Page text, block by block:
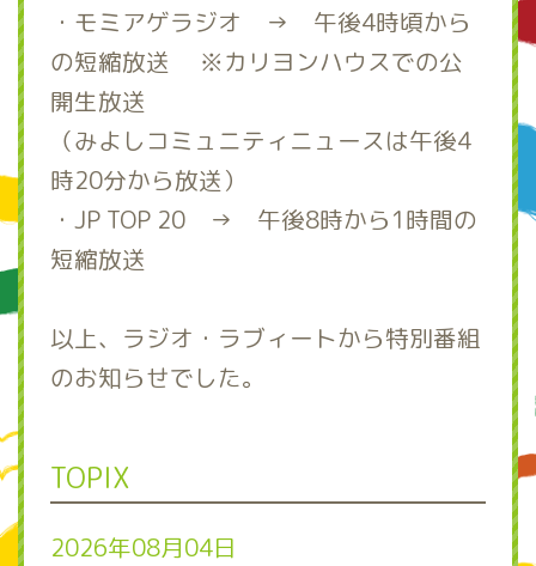
・モミアゲラジオ → 午後4時頃から
の短縮放送 ※カリヨンハウスでの公
開生放送
（みよしコミュニティニュースは午後4
時20分から放送）
・JP TOP 20 → 午後8時から1時間の
短縮放送
以上、ラジオ・ラブィートから特別番組
のお知らせでした。
TOPIX
2026年08月04日